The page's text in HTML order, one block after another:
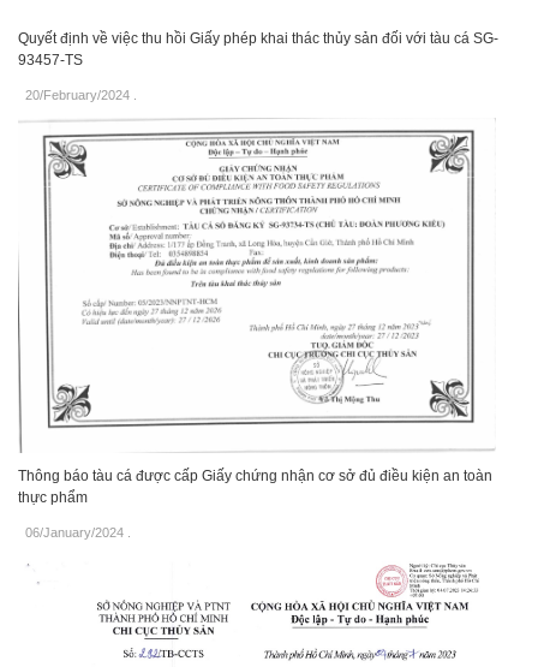
Quyết định về việc thu hồi Giấy phép khai thác thủy sản đối với tàu cá SG-
93457-TS
20/February/2024
Thông báo tàu cá được cấp Giấy chứng nhận cơ sở đủ điều kiện an toàn
thực phẩm
06/January/2024